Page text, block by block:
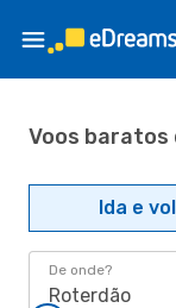
Voos baratos
Ida e
De onde?
Roterdão